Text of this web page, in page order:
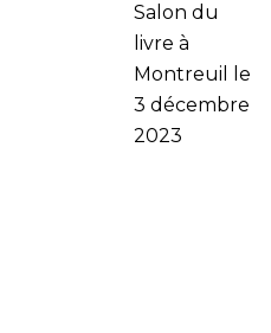
Salon du
livre à
Montreuil le
3 décembre
2023